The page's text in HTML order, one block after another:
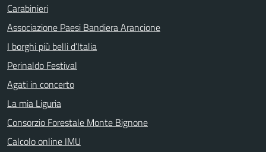
Carabinieri
Associazione Paesi Bandiera Arancione
I borghi più belli d’Italia
Perinaldo Festival
Agati in concerto
La mia Liguria
Consorzio Forestale Monte Bignone
Calcolo online IMU